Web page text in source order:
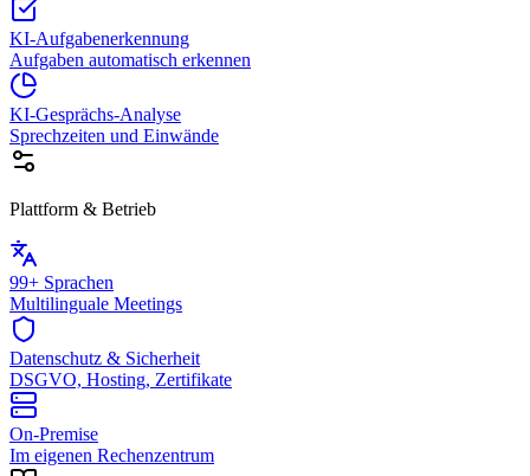
KI-Aufgabenerkennung
Aufgaben automatisch erkennen
KI-Gesprächs-Analyse
Sprechzeiten und Einwände
Plattform & Betrieb
99+ Sprachen
Multilinguale Meetings
Datenschutz & Sicherheit
DSGVO, Hosting, Zertifikate
On-Premise
Im eigenen Rechenzentrum